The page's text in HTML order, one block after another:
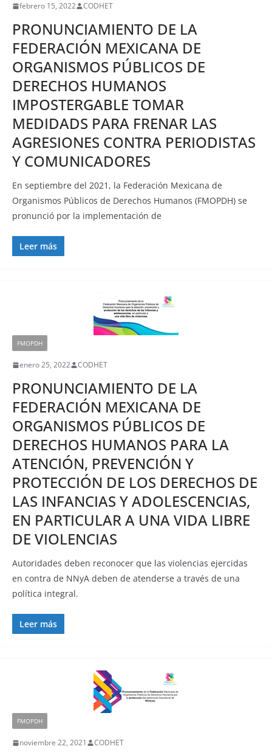
febrero 15, 2022 CODHET
PRONUNCIAMIENTO DE LA
FEDERACIÓN MEXICANA DE
ORGANISMOS PÚBLICOS DE
DERECHOS HUMANOS
IMPOSTERGABLE TOMAR
MEDIDADS PARA FRENAR LAS
AGRESIONES CONTRA PERIODISTAS
Y COMUNICADORES
En septiembre del 2021, la Federación Mexicana de
Organismos Públicos de Derechos Humanos (FMOPDH) se
pronunció por la implementación de
Leer más
FMOPDH
enero 25, 2022 CODHET
PRONUNCIAMIENTO DE LA
FEDERACIÓN MEXICANA DE
ORGANISMOS PÚBLICOS DE
DERECHOS HUMANOS PARA LA
ATENCIÓN, PREVENCIÓN Y
PROTECCIÓN DE LOS DERECHOS DE
LAS INFANCIAS Y ADOLESCENCIAS,
EN PARTICULAR A UNA VIDA LIBRE
DE VIOLENCIAS
Autoridades deben reconocer que las violencias ejercidas
en contra de NNyA deben de atenderse a través de una
política integral.
Leer más
FMOPDH
noviembre 22, 2021 CODHET